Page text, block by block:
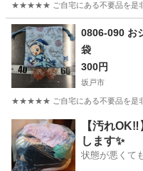
★★★★★ ご自宅にある不要品を是非
埼玉 坂戸市
0806-090 お
袋
300円
坂戸市
★★★★★ ご自宅にある不要品を是非
埼玉 坂戸市 おもちゃ
【汚れ
します✨
状態が悪くて